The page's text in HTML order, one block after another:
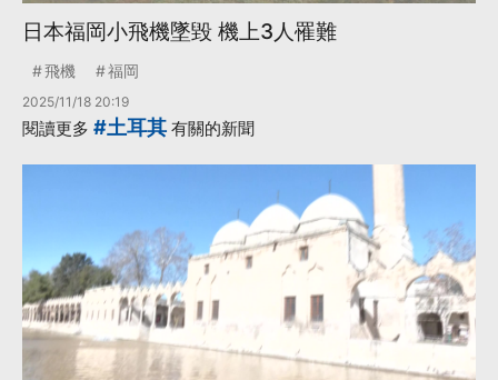
日本福岡小飛機墜毀 機上3人罹難
飛機 福岡
2025/11/18 20:19
閱讀更多 #土耳其 有關的新聞